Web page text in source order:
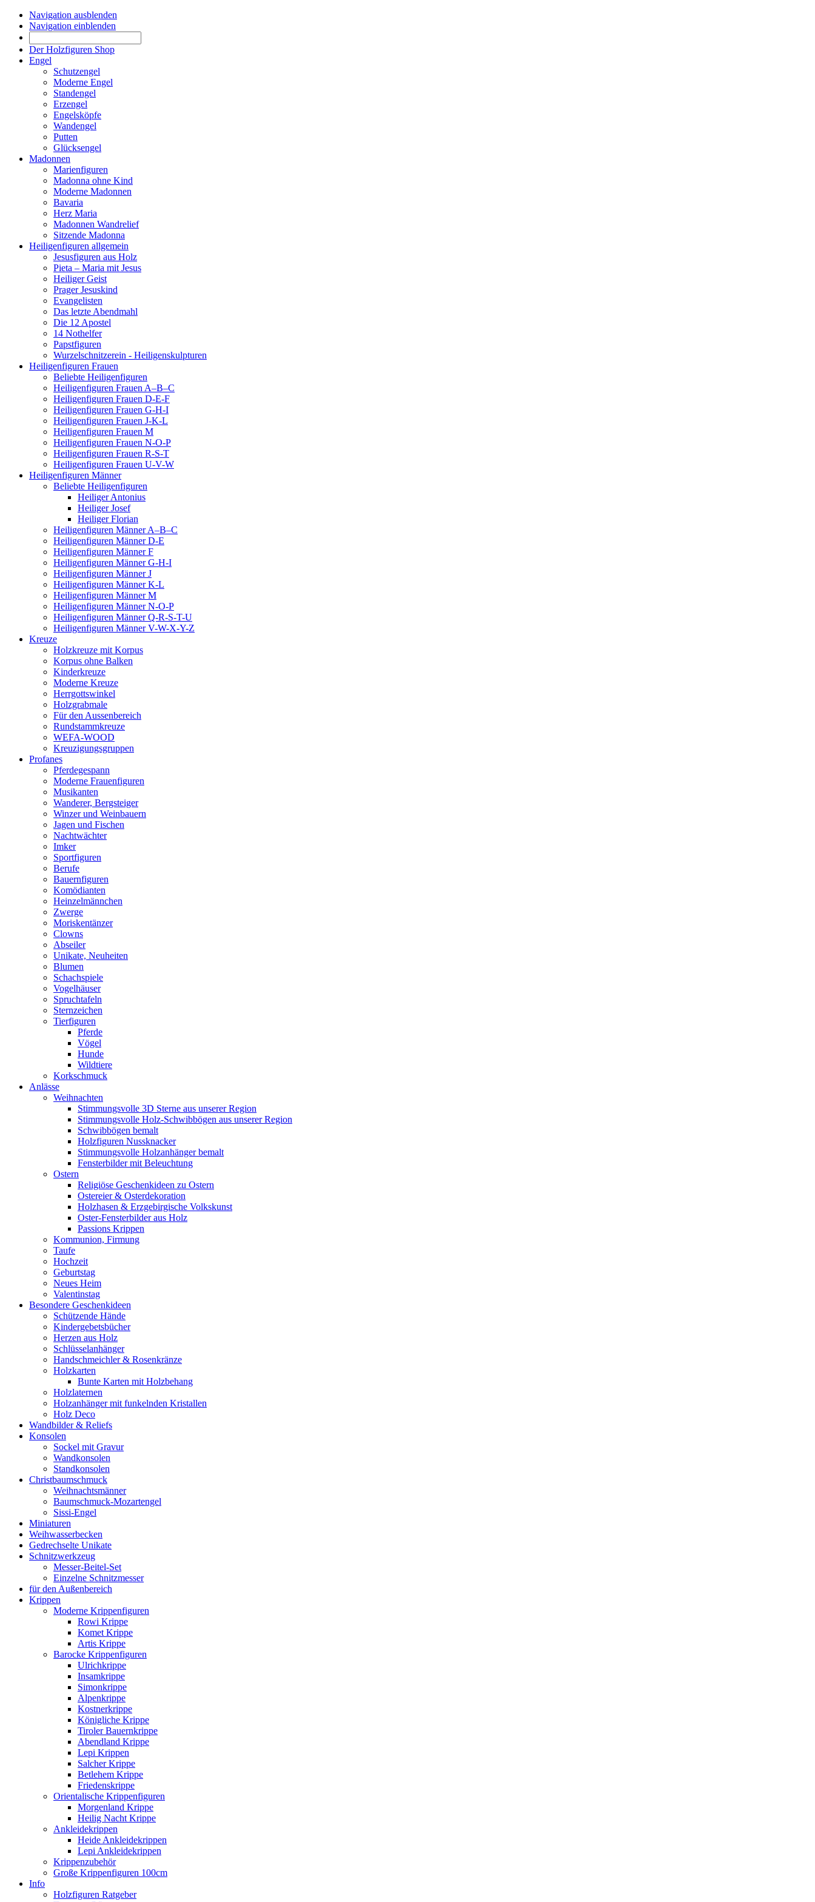
Navigation ausblenden
Navigation einblenden
Der Holzfiguren Shop
Engel
Schutzengel
Moderne Engel
Standengel
Erzengel
Engelsköpfe
Wandengel
Putten
Glücksengel
Madonnen
Marienfiguren
Madonna ohne Kind
Moderne Madonnen
Bavaria
Herz Maria
Madonnen Wandrelief
Sitzende Madonna
Heiligenfiguren allgemein
Jesusfiguren aus Holz
Pieta – Maria mit Jesus
Heiliger Geist
Prager Jesuskind
Evangelisten
Das letzte Abendmahl
Die 12 Apostel
14 Nothelfer
Papstfiguren
Wurzelschnitzerein - Heiligenskulpturen
Heiligenfiguren Frauen
Beliebte Heiligenfiguren
Heiligenfiguren Frauen A–B–C
Heiligenfiguren Frauen D-E-F
Heiligenfiguren Frauen G-H-I
Heiligenfiguren Frauen J-K-L
Heiligenfiguren Frauen M
Heiligenfiguren Frauen N-O-P
Heiligenfiguren Frauen R-S-T
Heiligenfiguren Frauen U-V-W
Heiligenfiguren Männer
Beliebte Heiligenfiguren
Heiliger Antonius
Heiliger Josef
Heiliger Florian
Heiligenfiguren Männer A–B–C
Heiligenfiguren Männer D-E
Heiligenfiguren Männer F
Heiligenfiguren Männer G-H-I
Heiligenfiguren Männer J
Heiligenfiguren Männer K-L
Heiligenfiguren Männer M
Heiligenfiguren Männer N-O-P
Heiligenfiguren Männer Q-R-S-T-U
Heiligenfiguren Männer V-W-X-Y-Z
Kreuze
Holzkreuze mit Korpus
Korpus ohne Balken
Kinderkreuze
Moderne Kreuze
Herrgottswinkel
Holzgrabmale
Für den Aussenbereich
Rundstammkreuze
WEFA-WOOD
Kreuzigungsgruppen
Profanes
Pferdegespann
Moderne Frauenfiguren
Musikanten
Wanderer, Bergsteiger
Winzer und Weinbauern
Jagen und Fischen
Nachtwächter
Imker
Sportfiguren
Berufe
Bauernfiguren
Komödianten
Heinzelmännchen
Zwerge
Moriskentänzer
Clowns
Abseiler
Unikate, Neuheiten
Blumen
Schachspiele
Vogelhäuser
Spruchtafeln
Sternzeichen
Tierfiguren
Pferde
Vögel
Hunde
Wildtiere
Korkschmuck
Anlässe
Weihnachten
Stimmungsvolle 3D Sterne aus unserer Region
Stimmungsvolle Holz-Schwibbögen aus unserer Region
Schwibbögen bemalt
Holzfiguren Nussknacker
Stimmungsvolle Holzanhänger bemalt
Fensterbilder mit Beleuchtung
Ostern
Religiöse Geschenkideen zu Ostern
Ostereier & Osterdekoration
Holzhasen & Erzgebirgische Volkskunst
Oster-Fensterbilder aus Holz
Passions Krippen
Kommunion, Firmung
Taufe
Hochzeit
Geburtstag
Neues Heim
Valentinstag
Besondere Geschenkideen
Schützende Hände
Kindergebetsbücher
Herzen aus Holz
Schlüsselanhänger
Handschmeichler & Rosenkränze
Holzkarten
Bunte Karten mit Holzbehang
Holzlaternen
Holzanhänger mit funkelnden Kristallen
Holz Deco
Wandbilder & Reliefs
Konsolen
Sockel mit Gravur
Wandkonsolen
Standkonsolen
Christbaumschmuck
Weihnachtsmänner
Baumschmuck-Mozartengel
Sissi-Engel
Miniaturen
Weihwasserbecken
Gedrechselte Unikate
Schnitzwerkzeug
Messer-Beitel-Set
Einzelne Schnitzmesser
für den Außenbereich
Krippen
Moderne Krippenfiguren
Rowi Krippe
Komet Krippe
Artis Krippe
Barocke Krippenfiguren
Ulrichkrippe
Insamkrippe
Simonkrippe
Alpenkrippe
Kostnerkrippe
Königliche Krippe
Tiroler Bauernkrippe
Abendland Krippe
Lepi Krippen
Salcher Krippe
Betlehem Krippe
Friedenskrippe
Orientalische Krippenfiguren
Morgenland Krippe
Heilig Nacht Krippe
Ankleidekrippen
Heide Ankleidekrippen
Lepi Ankleidekrippen
Krippenzubehör
Große Krippenfiguren 100cm
Info
Holzfiguren Ratgeber